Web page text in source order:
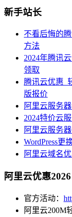
新手站长
不看后悔的
方法
2024年腾讯
领取
腾讯云优惠_
版报价
阿里云服务
2024特价云
阿里云服务
WordPress更
阿里云域名
阿里云优惠2026
官方活动：
阿里云200M